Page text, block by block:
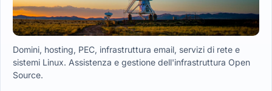
Domini, hosting, PEC, infrastruttura email, servizi di rete e
sistemi Linux. Assistenza e gestione dell'infrastruttura Open
Source.